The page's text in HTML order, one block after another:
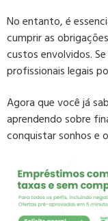
No entanto, é
cumprir as
custos envolvidos.
profissionais legais
Agora que você já
aprendendo sobre
conquistar sonhos e